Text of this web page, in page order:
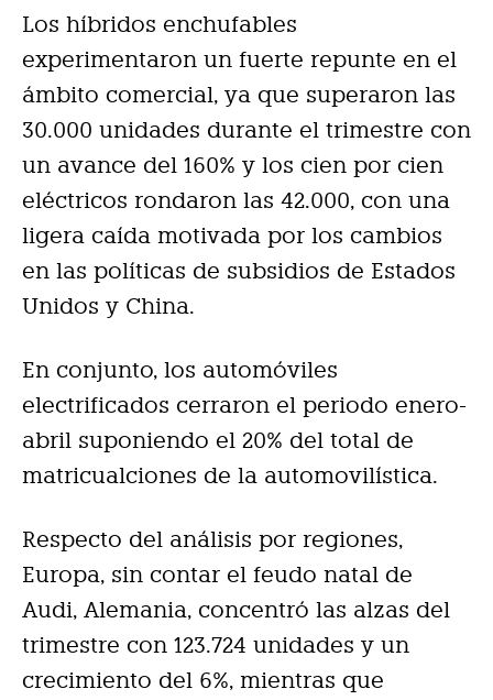
Los híbridos enchufables
experimentaron un fuerte repunte en el
ámbito comercial, ya que superaron las
30.000 unidades durante el trimestre con
un avance del 160% y los cien por cien
eléctricos rondaron las 42.000, con una
ligera caída motivada por los cambios
en las políticas de subsidios de Estados
Unidos y China.
En conjunto, los automóviles
electrificados cerraron el periodo enero-
abril suponiendo el 20% del total de
matricualciones de la automovilística.
Respecto del análisis por regiones,
Europa, sin contar el feudo natal de
Audi, Alemania, concentró las alzas del
trimestre con 123.724 unidades y un
crecimiento del 6%, mientras que